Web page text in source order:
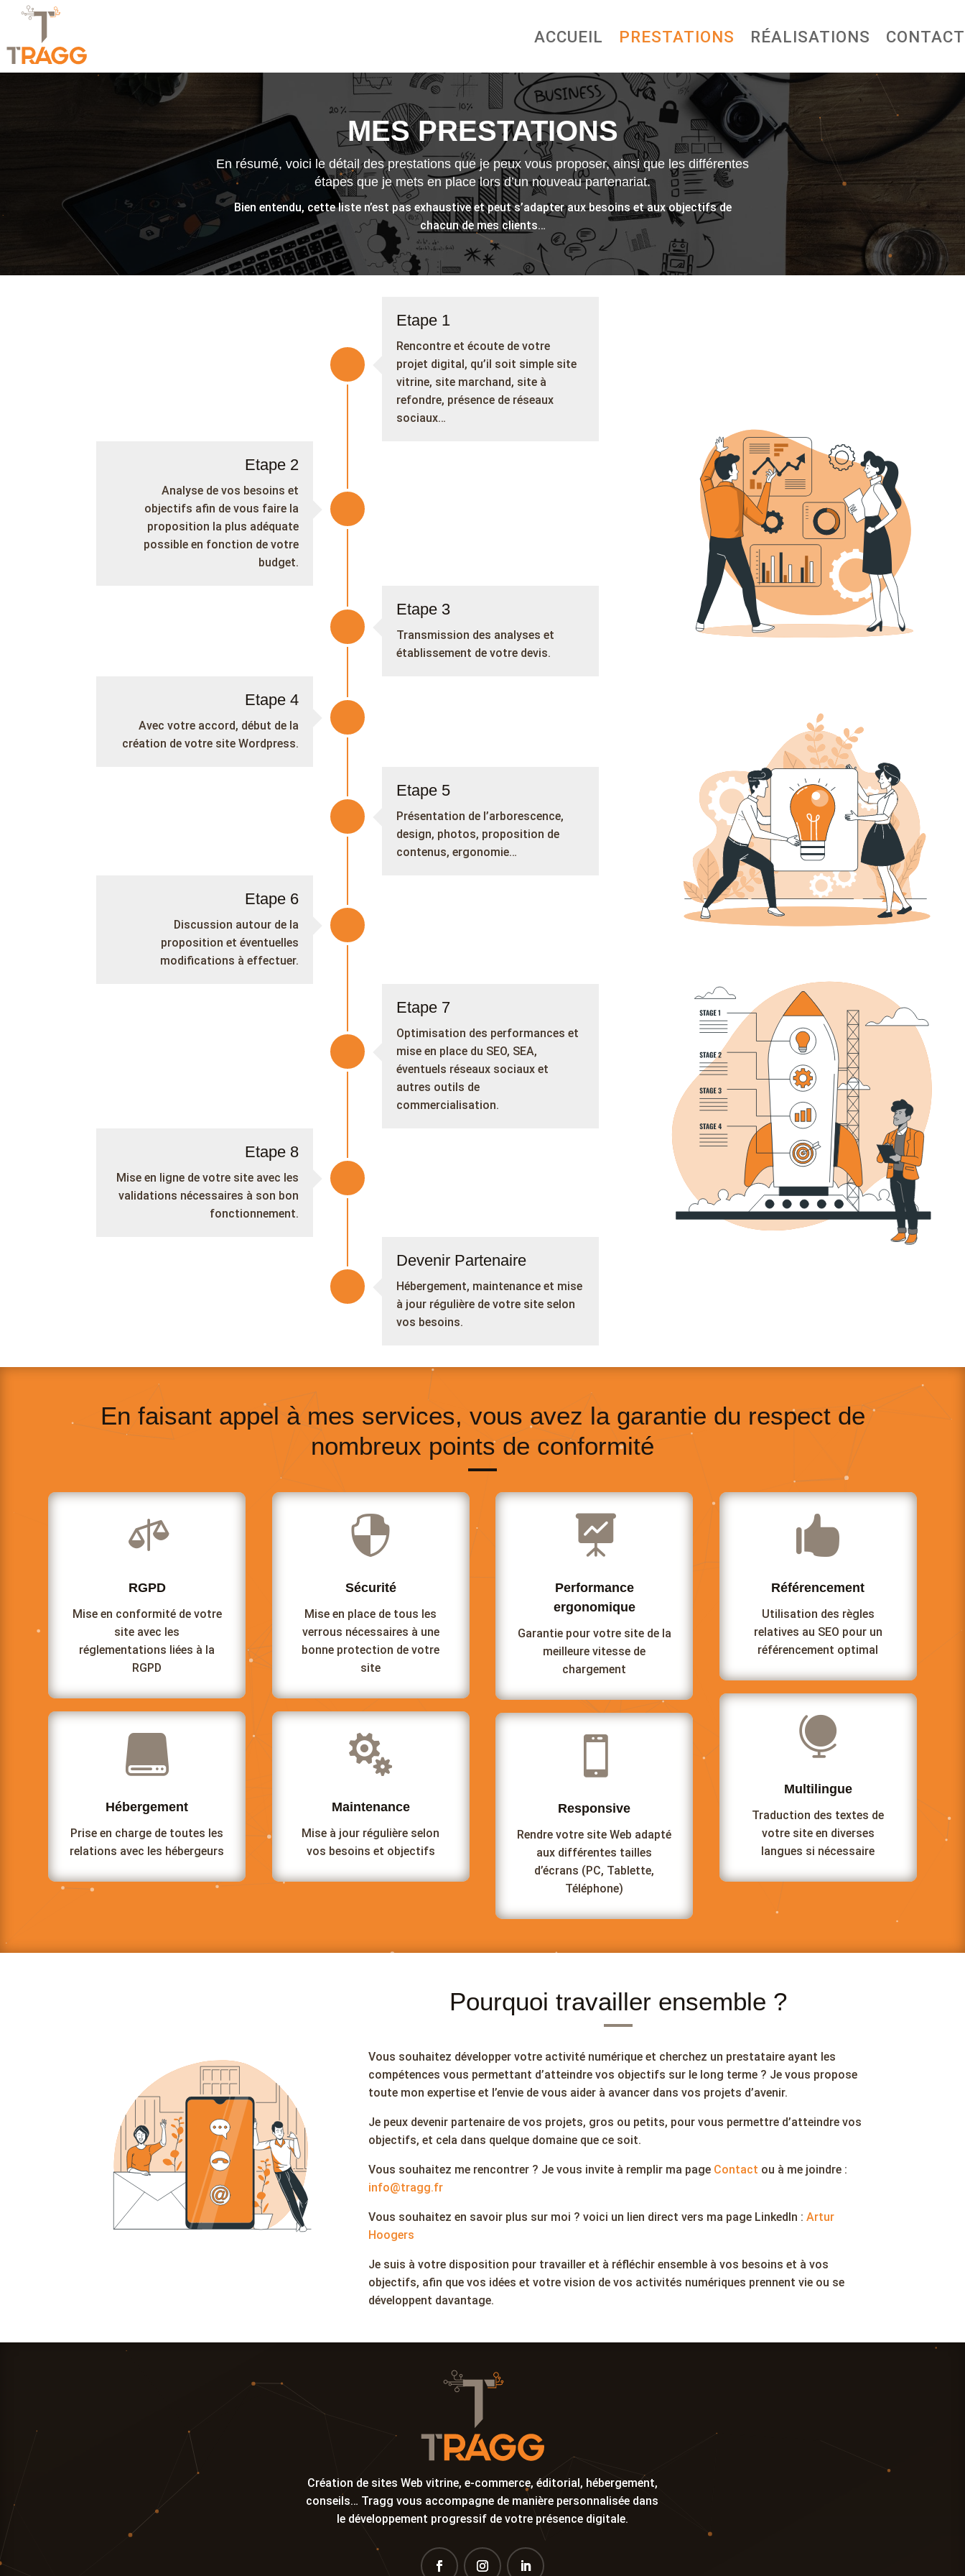
ACCUEIL PRESTATIONS RÉALISATIONS CONTACT
MES PRESTATIONS
En résumé, voici le détail des prestations que je peux vous proposer, ainsi que les différentes
étapes que je mets en place lors d’un nouveau partenariat.
Bien entendu, cette liste n’est pas exhaustive et peut s’adapter aux besoins et aux objectifs de
chacun de mes clients…
Etape 1
Rencontre et écoute de votre
projet digital, qu’il soit simple site
vitrine, site marchand, site à
refondre, présence de réseaux
sociaux…
Etape 2
Analyse de vos besoins et
objectifs afin de vous faire la
proposition la plus adéquate
possible en fonction de votre
budget.
Etape 3
Transmission des analyses et
établissement de votre devis.
Etape 4
Avec votre accord, début de la
création de votre site Wordpress.
Etape 5
Présentation de l’arborescence,
design, photos, proposition de
contenus, ergonomie…
Etape 6
Discussion autour de la
proposition et éventuelles
modifications à effectuer.
Etape 7
Optimisation des performances et
mise en place du SEO, SEA,
éventuels réseaux sociaux et
autres outils de
commercialisation.
Etape 8
Mise en ligne de votre site avec les
validations nécessaires à son bon
fonctionnement.
Devenir Partenaire
Hébergement, maintenance et mise
à jour régulière de votre site selon
vos besoins.
En faisant appel à mes services, vous avez la garantie du respect de
nombreux points de conformité

RGPD
Mise en conformité de votre
site avec les
réglementations liées à la
RGPD

Hébergement
Prise en charge de toutes les
relations avec les hébergeurs

Sécurité
Mise en place de tous les
verrous nécessaires à une
bonne protection de votre
site

Maintenance
Mise à jour régulière selon
vos besoins et objectifs

Performance
ergonomique
Garantie pour votre site de la
meilleure vitesse de
chargement

Responsive
Rendre votre site Web adapté
aux différentes tailles
d’écrans (PC, Tablette,
Téléphone)

Référencement
Utilisation des règles
relatives au SEO pour un
référencement optimal

Multilingue
Traduction des textes de
votre site en diverses
langues si nécessaire
Pourquoi travailler ensemble ?
Vous souhaitez développer votre activité numérique et cherchez un prestataire ayant les
compétences vous permettant d’atteindre vos objectifs sur le long terme ? Je vous propose
toute mon expertise et l’envie de vous aider à avancer dans vos projets d’avenir.
Je peux devenir partenaire de vos projets, gros ou petits, pour vous permettre d’atteindre vos
objectifs, et cela dans quelque domaine que ce soit.
Vous souhaitez me rencontrer ? Je vous invite à remplir ma page Contact ou à me joindre :
info@tragg.fr
Vous souhaitez en savoir plus sur moi ? voici un lien direct vers ma page LinkedIn : Artur
Hoogers
Je suis à votre disposition pour travailler et à réfléchir ensemble à vos besoins et à vos
objectifs, afin que vos idées et votre vision de vos activités numériques prennent vie ou se
développent davantage.
Création de sites Web vitrine, e-commerce, éditorial, hébergement,
conseils… Tragg vous accompagne de manière personnalisée dans
le développement progressif de votre présence digitale.